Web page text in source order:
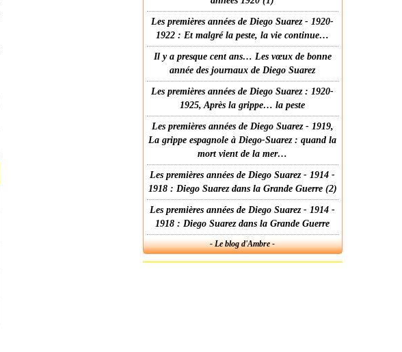
Les premières années de Diego Suarez - 1920-
1922 : Et malgré la peste, la vie continue…
Il y a presque cent ans… Les vœux de bonne
année des journaux de Diego Suarez
Les premières années de Diego Suarez : 1920-
1925, Après la grippe… la peste
Les premières années de Diego Suarez - 1919,
La grippe espagnole à Diego-Suarez : quand la
mort vient de la mer…
Les premières années de Diego Suarez - 1914 -
1918 : Diego Suarez dans la Grande Guerre (2)
Les premières années de Diego Suarez - 1914 -
1918 : Diego Suarez dans la Grande Guerre
- Le blog d'Ambre -